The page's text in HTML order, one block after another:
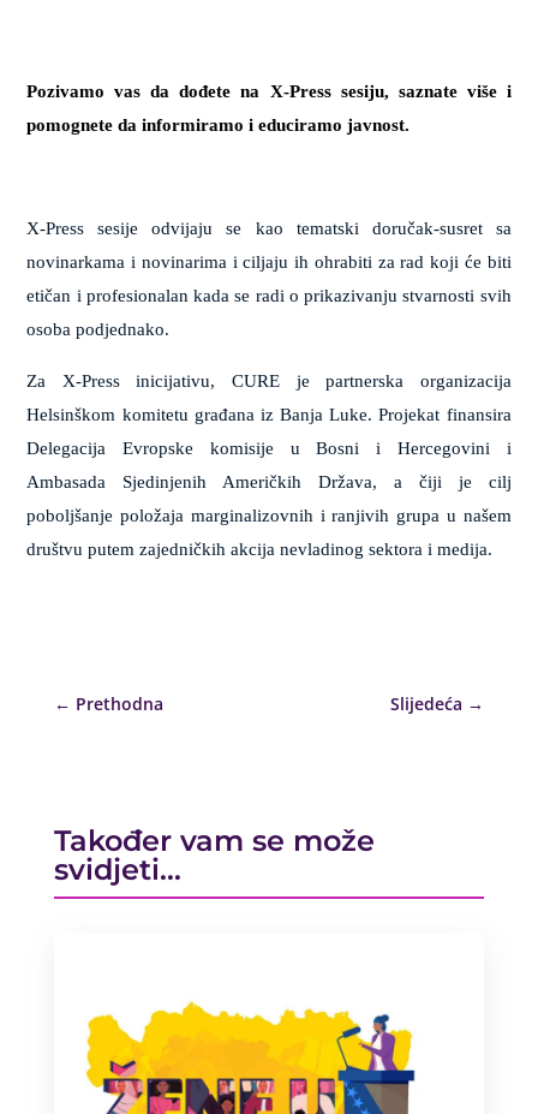
Pozivamo vas da dođete na X-Press sesiju, saznate više i
pomognete da informiramo i educiramo javnost.
X-Press sesije odvijaju se kao tematski doručak-susret sa
novinarkama i novinarima i ciljaju ih ohrabiti za rad koji će biti
etičan i profesionalan kada se radi o prikazivanju stvarnosti svih
osoba podjednako.
Za X-Press inicijativu, CURE je partnerska organizacija
Helsinškom komitetu građana iz Banja Luke. Projekat finansira
Delegacija Evropske komisije u Bosni i Hercegovini i
Ambasada Sjedinjenih Američkih Država, a čiji je cilj
poboljšanje položaja marginalizovnih i ranjivih grupa u našem
društvu putem zajedničkih akcija nevladinog sektora i medija.
← Prethodna Slijedeća →
Također vam se može
svidjeti…